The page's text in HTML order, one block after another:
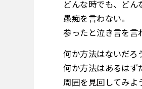
どんな時でも、どん
愚痴を言わない。
参ったと泣き言を言
何か方法はないだろ
何か方法はあるはず
周囲を見回してみよ